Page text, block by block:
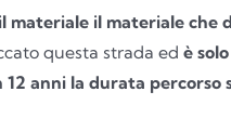
il materiale che
questa strada ed è
anni la durata percorso